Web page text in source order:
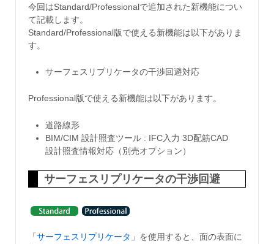
今回はStandard/Professionalで追加された新機能につい
て記載します。
Standard/Professional版で使える新機能は以下がありま
す。
サーフェスリプリケータの干渉回避対応
Professional版で使える新機能は以下があります。
道路線形
BIM/CIM 設計照査ツール : IFC入力 3D配筋CAD
設計照査情報対応（別売オプション）
サーフェスリプリケータの干渉回避
「 サーフェスリプリケータ 」を使用すると、面の表面に